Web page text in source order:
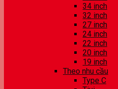
34 inch
32 inch
27 inch
24 inch
22 inch
20 inch
19 inch
Theo nhu cầu
Type C